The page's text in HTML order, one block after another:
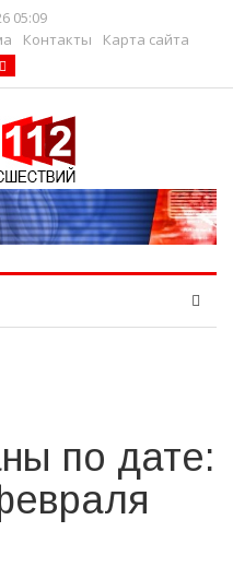
05:09
Контакты Карта сайта
по дате: